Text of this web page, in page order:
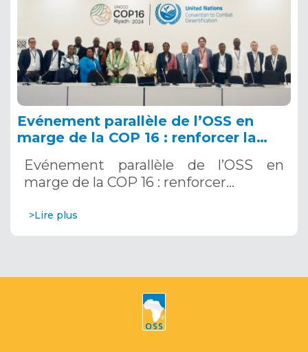
Evénement parallèle de l’OSS en
marge de la COP 16 : renforcer la
Systèmes d’Alerte Précoce
Multirisques. 12 décembre 2024
Evénement parallèle de l’OSS en
marge de la COP 16 : renforcer…
>Lire plus